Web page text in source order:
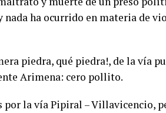
ha ocurrido en materia de
piedra, qué piedra!, de la vía
Arimena: cero pollito.
la vía Pipiral – Villavicencio,